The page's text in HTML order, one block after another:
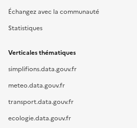
Échangez avec la communauté
Statistiques
Verticales thématiques
simplifions.data.gouv.fr
meteo.data.gouv.fr
transport.data.gouv.fr
ecologie.data.gouv.fr